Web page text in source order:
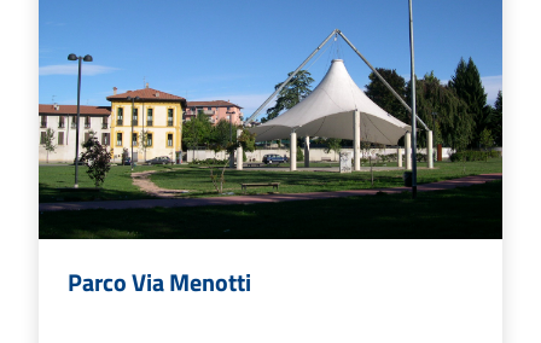
Parco Via Menotti